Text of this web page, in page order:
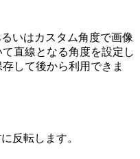
いはカスタム角度で画像
直線となる角度を設定し
して後から利用できま
反転します。